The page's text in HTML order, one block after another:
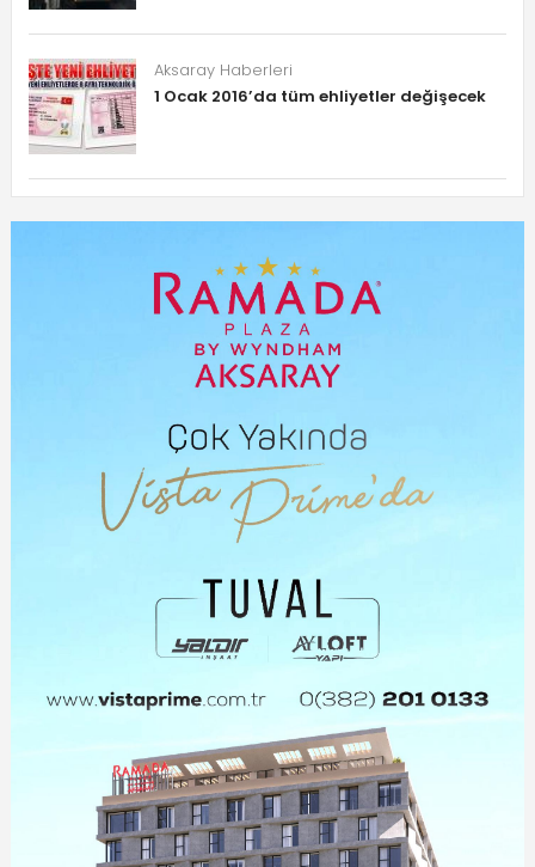
Aksaray Haberleri
1 Ocak 2016’da tüm ehliyetler değişecek